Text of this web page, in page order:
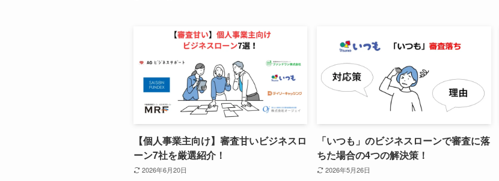
【個人事業主向け】審査甘いビジネスロ
ーン7社を厳選紹介！
2026年6月20日
「いつも」のビジネスローンで審査に落
ちた場合の4つの解決策！
2026年5月26日